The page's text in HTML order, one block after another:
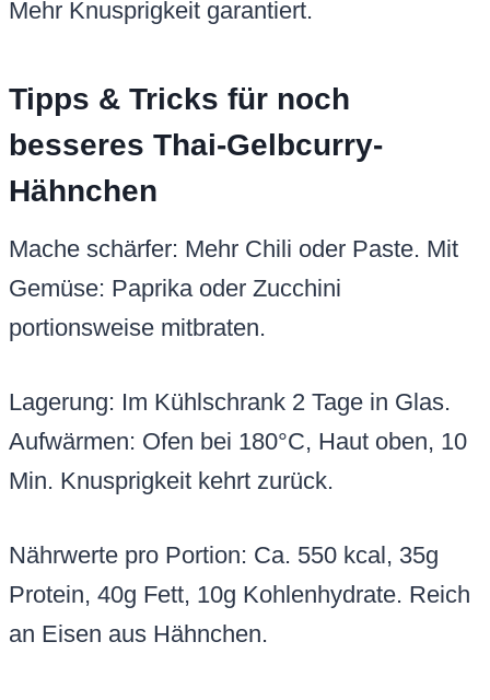
Mehr Knusprigkeit garantiert.
Tipps & Tricks für noch
besseres Thai-Gelbcurry-
Hähnchen
Mache schärfer: Mehr Chili oder Paste. Mit
Gemüse: Paprika oder Zucchini
portionsweise mitbraten.
Lagerung: Im Kühlschrank 2 Tage in Glas.
Aufwärmen: Ofen bei 180°C, Haut oben, 10
Min. Knusprigkeit kehrt zurück.
Nährwerte pro Portion: Ca. 550 kcal, 35g
Protein, 40g Fett, 10g Kohlenhydrate. Reich
an Eisen aus Hähnchen.